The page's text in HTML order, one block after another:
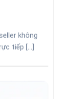
không
tiếp [...]